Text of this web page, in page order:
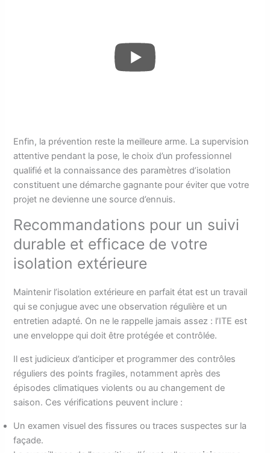
Enfin, la prévention reste la meilleure arme. La supervision
attentive pendant la pose, le choix d’un professionnel
qualifié et la connaissance des paramètres d’isolation
constituent une démarche gagnante pour éviter que votre
projet ne devienne une source d’ennuis.
Recommandations pour un suivi
durable et efficace de votre
isolation extérieure
Maintenir l’isolation extérieure en parfait état est un travail
qui se conjugue avec une observation régulière et un
entretien adapté. On ne le rappelle jamais assez : l’ITE est
une enveloppe qui doit être protégée et contrôlée.
Il est judicieux d’anticiper et programmer des contrôles
réguliers des points fragiles, notamment après des
épisodes climatiques violents ou au changement de
saison. Ces vérifications peuvent inclure :
Un examen visuel des fissures ou traces suspectes sur la
façade.